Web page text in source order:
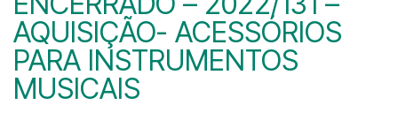
AQUISIÇÃO- ACESSÓRIOS
PARA INSTRUMENTOS
MUSICAIS